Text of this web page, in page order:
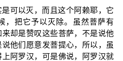
可以灭，而且这个阿赖耶，它
，把它予以灭除。虽然菩萨有
却是赞叹这些菩萨，不是说他
他们愿意发菩提心，所以，虽
阿罗汉，可是佛说，阿罗汉就